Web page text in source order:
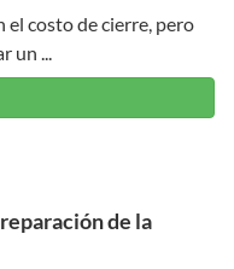
el costo de cierre, pero
un ...
de la